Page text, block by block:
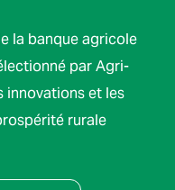
la banque agricole
par Agri-
innovations et les
rurale